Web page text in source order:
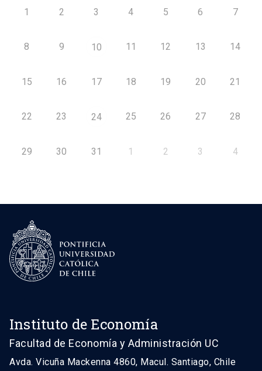
1 2 3 4 5 6 7
8 9 10 11 12 13 14
15 16 17 18 19 20 21
22 23 24 25 26 27 28
29 30 31 1 2 3 4
Instituto de Economía
Facultad de Economía y Administración UC
Avda. Vicuña Mackenna 4860, Macul. Santiago, Chile